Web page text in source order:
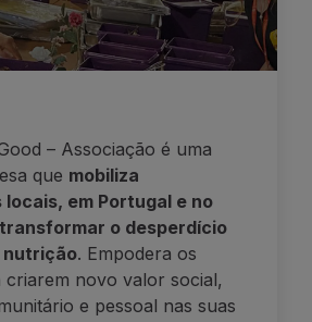
– Associação é uma
que mobiliza
locais, em Portugal e no
o desperdício
nutrição. Empodera os
criarem novo valor social,
e pessoal nas suas